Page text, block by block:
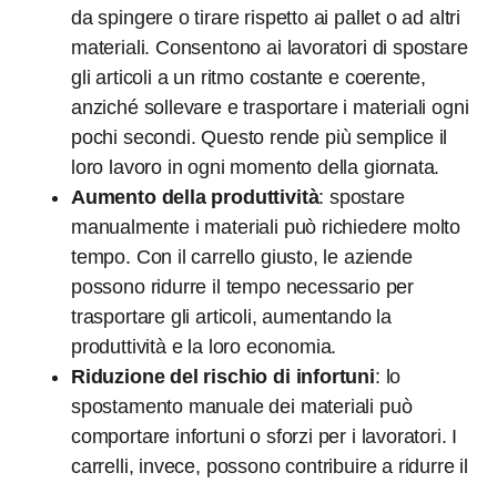
da spingere o tirare rispetto ai pallet o ad altri
materiali. Consentono ai lavoratori di spostare
gli articoli a un ritmo costante e coerente,
anziché sollevare e trasportare i materiali ogni
pochi secondi. Questo rende più semplice il
loro lavoro in ogni momento della giornata.
Aumento della produttività: spostare
manualmente i materiali può richiedere molto
tempo. Con il carrello giusto, le aziende
possono ridurre il tempo necessario per
trasportare gli articoli, aumentando la
produttività e la loro economia.
Riduzione del rischio di infortuni: lo
spostamento manuale dei materiali può
comportare infortuni o sforzi per i lavoratori. I
carrelli, invece, possono contribuire a ridurre il